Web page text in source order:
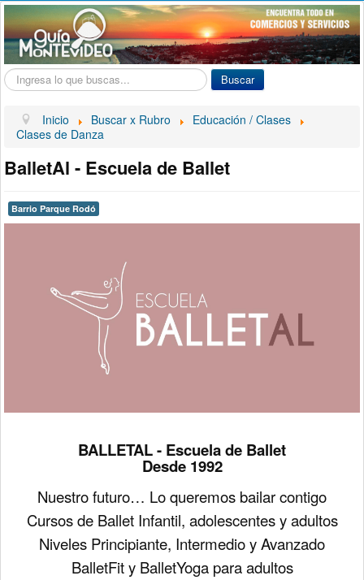
Buscar... Buscar
Inicio Buscar x Rubro
Educación / Clases
Clases de Danza
BalletAl - Escuela de Ballet
Barrio Parque Rodó
BALLETAL - Escuela de Ballet
Desde 1992
Nuestro futuro… Lo queremos bailar contigo
Cursos de Ballet Infantil, adolescentes y adultos
Niveles Principiante, Intermedio y Avanzado
BalletFit y BalletYoga para adultos